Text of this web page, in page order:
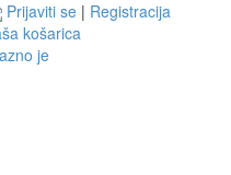
Prijaviti se | Registracija
košarica
je